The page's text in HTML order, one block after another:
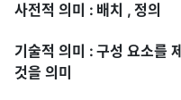
사전적 의미 : 배치 , 정의
기술적 의미 : 구성 요소를
것을 의미